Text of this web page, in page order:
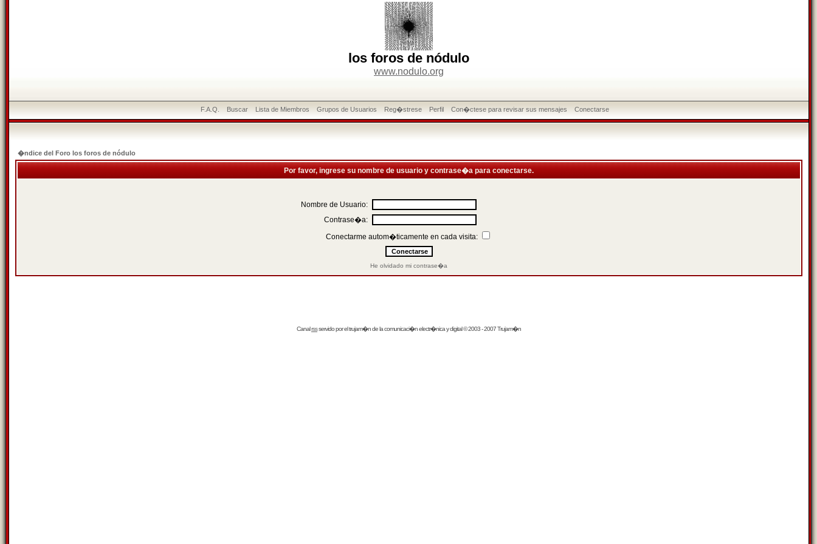
los foros de nódulo
www.nodulo.org
F.A.Q. Buscar Lista de Miembros Grupos de Usuarios Reg�strese Perfil Con�ctese para revisar sus mensajes Conectarse
�ndice del Foro los foros de nódulo
Por favor, ingrese su nombre de usuario y contrase�a para conectarse.
Nombre de Usuario:
Contrase�a:
Conectarme autom�ticamente en cada visita:
He olvidado mi contrase�a
Canalrssservido por eltrujam�nde la comunicaci�n electr�nica y digital © 2003 - 2007 Trujam�n